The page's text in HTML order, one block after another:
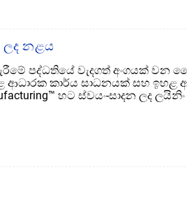
නළය
පද්ධතියේ වැදගත් අංගයක්
කාර්ය සාධනයක් සහ ඉහළ
හට ස්වයං-සාදන ලද